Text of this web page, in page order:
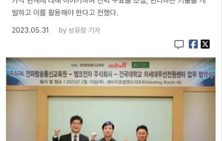
발하고 이를 활용해야 한다고 전했다.
2023.05.31
by 성유창 기자